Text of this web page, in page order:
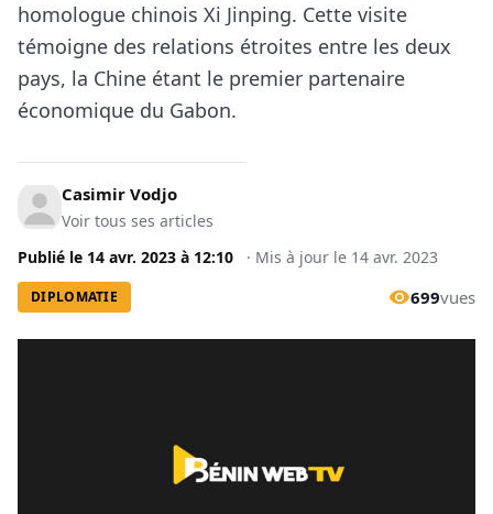
homologue chinois Xi Jinping. Cette visite
témoigne des relations étroites entre les deux
pays, la Chine étant le premier partenaire
économique du Gabon.
Casimir Vodjo
Voir tous ses articles
Publié le 14 avr. 2023 à 12:10 · Mis à jour le 14 avr. 2023
DIPLOMATIE 699vues